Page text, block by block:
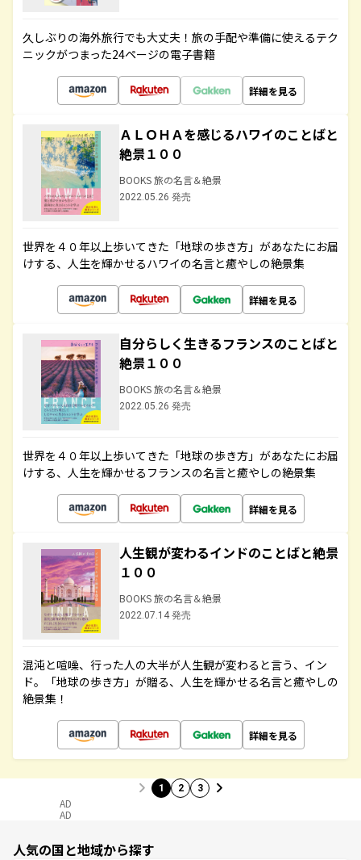
久しぶりの海外旅行でも大丈夫！旅の手配や準備に使えるテク
ニックがつまった24ページの電子書籍
詳細を見る
ＡＬＯＨＡを感じるハワイのことばと
絶景１００
BOOKS 旅の名言＆絶景
2022.05.26 発売
世界を４０年以上歩いてきた「地球の歩き方」があなたにお届
けする、人生を輝かせるハワイの名言と癒やしの絶景集
詳細を見る
自分らしく生きるフランスのことばと
絶景１００
BOOKS 旅の名言＆絶景
2022.05.26 発売
世界を４０年以上歩いてきた「地球の歩き方」があなたにお届
けする、人生を輝かせるフランスの名言と癒やしの絶景集
詳細を見る
人生観が変わるインドのことばと絶景
１００
BOOKS 旅の名言＆絶景
2022.07.14 発売
混沌と喧噪、行った人の大半が人生観が変わると言う、イン
ド。「地球の歩き方」が贈る、人生を輝かせる名言と癒やしの
絶景集！
詳細を見る
1 2 3
AD
AD
人気の国と地域から探す